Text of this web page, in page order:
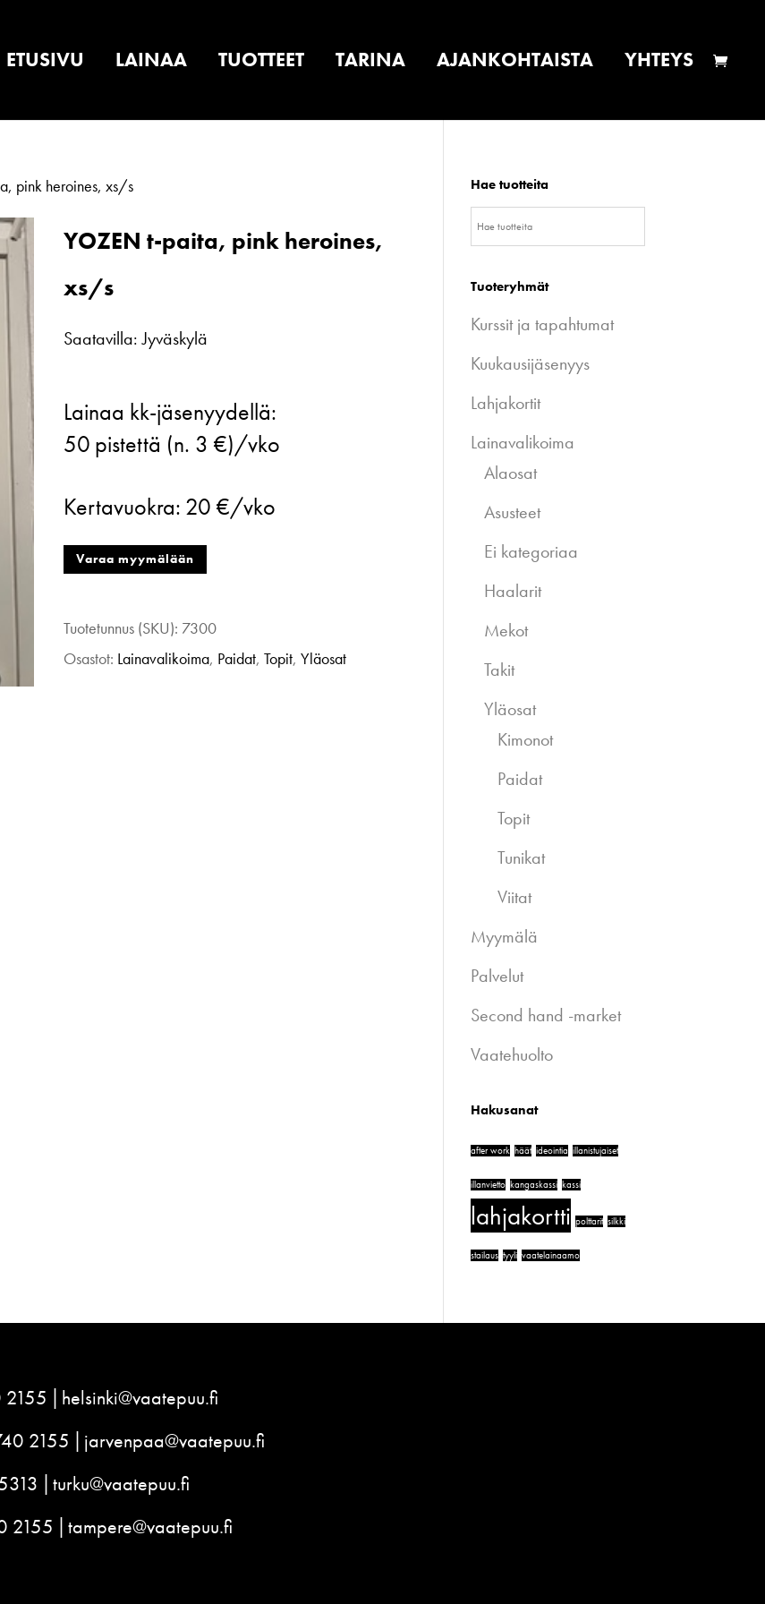
ETUSIVU LAINAA TUOTTEET TARINA AJANKOHTAISTA YHTEYS
pink heroines, xs/s
YOZEN t-paita, pink heroines,
xs/s
Saatavilla: Jyväskylä
t-
paita,
heroines,
xs/s
määrä
Lainaa kk-jäsenyydellä:
50 pistettä (n. 3 €)/vko
Kertavuokra: 20 €/vko
Varaa myymälään
Tuotetunnus (SKU): 7300
Osastot: Lainavalikoima, Paidat,Topit,Yläosat
Hae tuotteita
Tuoteryhmät
Kurssit ja tapahtumat
Kuukausijäsenyys
Lahjakortit
Lainavalikoima
Alaosat
Asusteet
Ei kategoriaa
Haalarit
Mekot
Takit
Yläosat
Kimonot
Paidat
Topit
Tunikat
Viitat
Myymälä
Palvelut
Second hand -market
Vaatehuolto
Hakusanat
after work häät ideointia illanistujaiset
illanvietto kangaskassi kassi
lahjakortti polttarit silkki
stailaus tyyli vaatelainaamo
helsinki@vaatepuu.fi
2155
jarvenpaa@vaatepuu.fi
turku@vaatepuu.fi
2155 tampere@vaatepuu.fi